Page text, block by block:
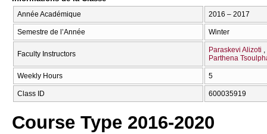
Année Académique 2016 – 2017
Semestre de l’Année Winter
Faculty Instructors
Paraskevi Alizoti
Parthena
Weekly Hours 5
Class ID 600035919
Course Type 2016-2020